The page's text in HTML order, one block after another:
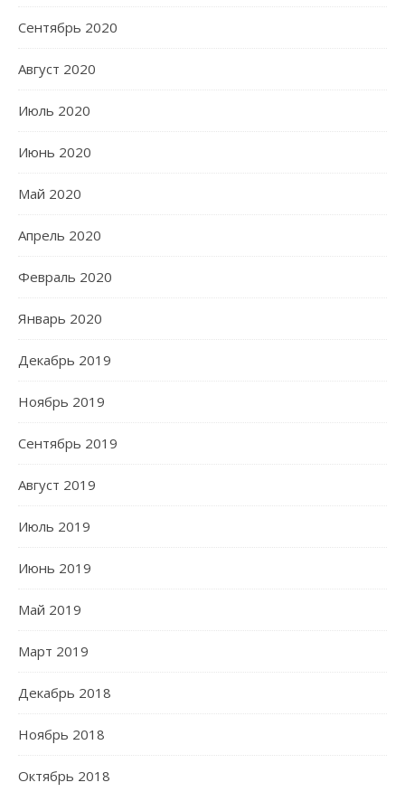
Сентябрь 2020
Август 2020
Июль 2020
Июнь 2020
Май 2020
Апрель 2020
Февраль 2020
Январь 2020
Декабрь 2019
Ноябрь 2019
Сентябрь 2019
Август 2019
Июль 2019
Июнь 2019
Май 2019
Март 2019
Декабрь 2018
Ноябрь 2018
Октябрь 2018